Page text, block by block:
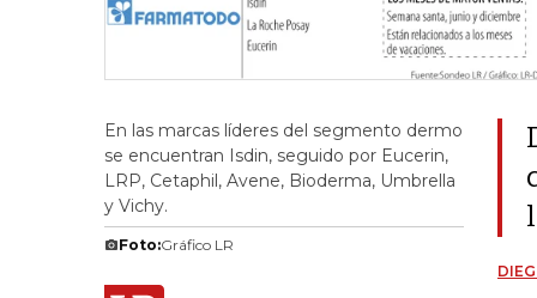
En las marcas líderes del segmento dermo
se encuentran Isdin, seguido por Eucerin,
LRP, Cetaphil, Avene, Bioderma, Umbrella
y Vichy.
Foto:Gráfico LR